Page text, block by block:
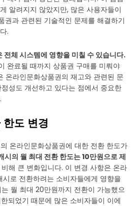
알려지지 않았지만, 많은 사용자들이
권과 관련된 기술적인 문제를 해결하기
.
전체 시스템에 영향을 미칠 수 있습니다.
완료될 때까지 상품권 구매를 미뤄야
온라인문화상품권의 재고와 관련된 문
성도 개선하고 있다는 점에서 중요한
도 변경
온라인문화상품권에 대한 전환 한도가
시의 월 최대 전환 한도는 10만원으로 제
해 큰 변화입니다. 이 변경 사항은 온라
로 전환하려는 소비자들에게 영향을
월 최대 20만원까지 전환이 가능했으
되었기 때문에 많은 소비자들이 이에